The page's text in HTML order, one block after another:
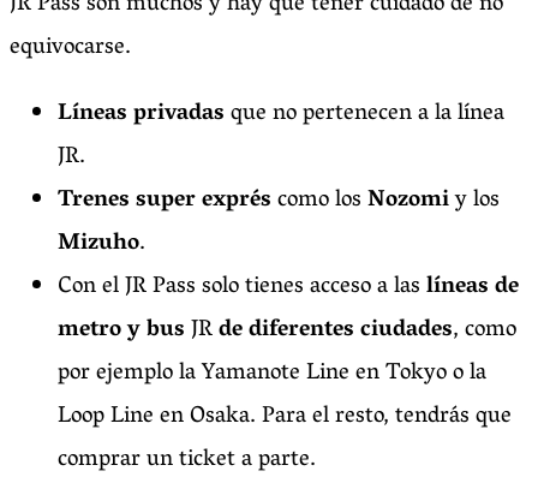
equivocarse.
Líneas privadasque no pertenecen a la línea
JR.
Trenes super expréscomo losNozomiy los
Mizuho.
Con el JR Pass solo tienes acceso a laslíneas de
metro y busJRde diferentes ciudades, como
por ejemplo la Yamanote Line en Tokyo o la
Loop Line en Osaka. Para el resto, tendrás que
comprar un ticket a parte.